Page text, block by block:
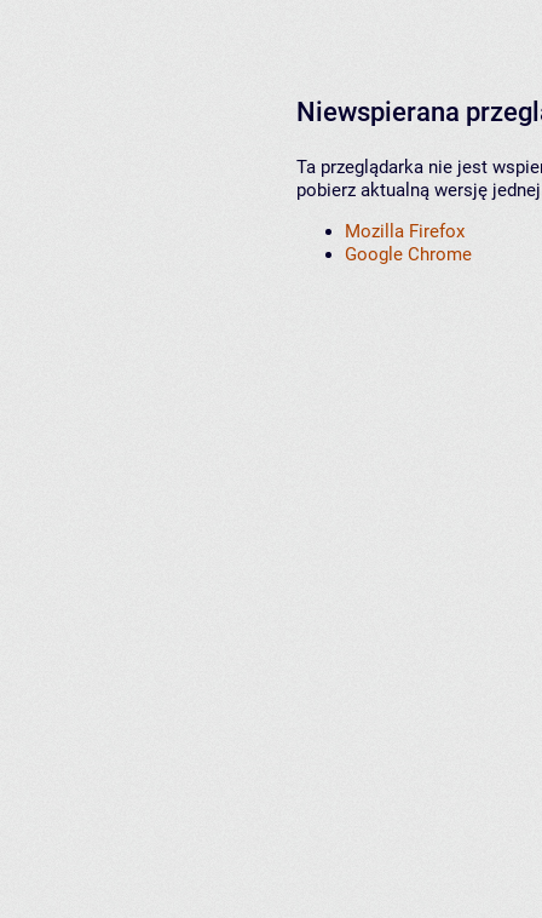
Niewspierana
Ta przeglądarka nie jest
pobierz aktualną wersję
Mozilla Firefox
Google Chrome